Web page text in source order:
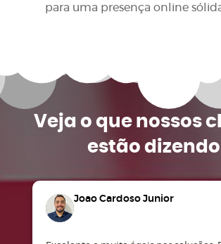
para uma presença online
Veja o que nossos
estão
Joao Cardoso Junior